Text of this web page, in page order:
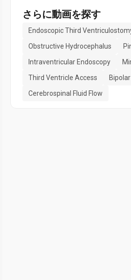
さらに動画を探す
Endoscopic Third
Obstructive Hydrocephalus
Intraventricular Endoscopy
Third Ventricle Access
Cerebrospinal Fluid Flow